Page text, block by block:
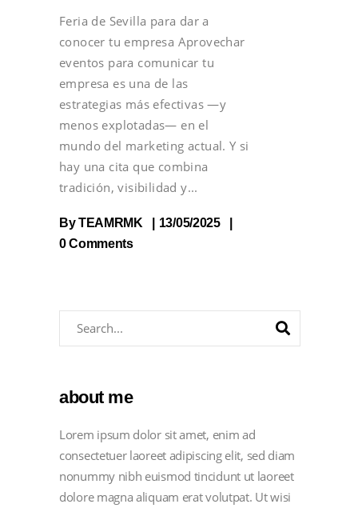
Feria de Sevilla para dar a
conocer tu empresa Aprovechar
eventos para comunicar tu
empresa es una de las
estrategias más efectivas —y
menos explotadas— en el
mundo del marketing actual. Y si
hay una cita que combina
tradición, visibilidad y
ByTEAMRMK
13/05/2025
0 Comments
about me
Lorem ipsum dolor sit amet, enim ad
consectetuer laoreet adipiscing elit, sed diam
nonummy nibh euismod tincidunt ut laoreet
dolore magna aliquam erat volutpat. Ut wisi